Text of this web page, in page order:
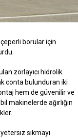
borular için
zorlayıcı hidrolik
conta bulunduran iki
hem de güvenilir ve
makinelerde ağırlığın
yetersiz sıkmayı